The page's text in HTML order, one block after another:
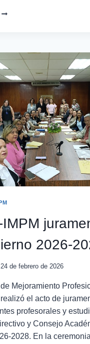
IMPM
2026-
24 de febrero de 2026
Mejoramiento
el acto de
profesorales y
y Consejo
2028. En la